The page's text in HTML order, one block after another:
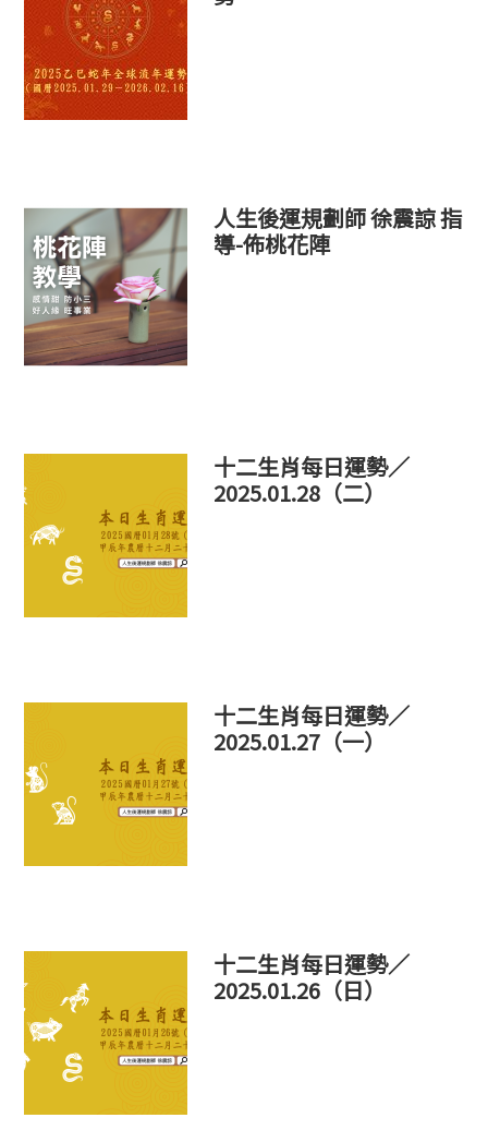
人生後運規劃師 徐震諒 指
導-佈桃花陣
十二生肖每日運勢／
2025.01.28（二）
十二生肖每日運勢／
2025.01.27（一）
十二生肖每日運勢／
2025.01.26（日）